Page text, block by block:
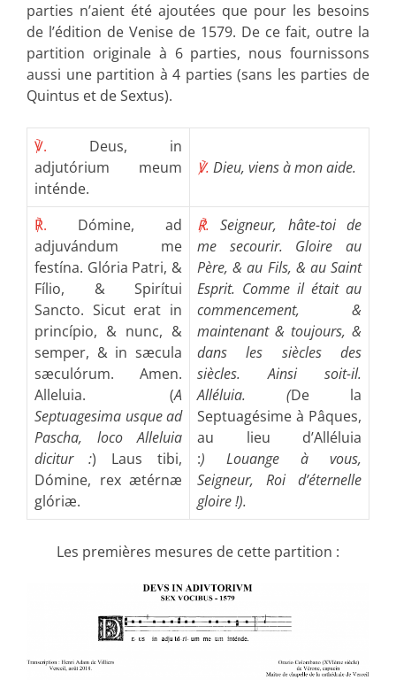
parties n’aient été ajoutées que pour les besoins
de l’édition de Venise de 1579. De ce fait, outre la
partition originale à 6 parties, nous fournissons
aussi une partition à 4 parties (sans les parties de
Quintus et de Sextus).
℣. Deus, in
adjutórium meum
inténde.
℣. Dieu, viens à mon aide.
℟. Dómine, ad
adjuvándum me
festína. Glória Patri, &
Fílio, & Spirítui
Sancto. Sicut erat in
princípio, & nunc, &
semper, & in sæcula
sæculórum. Amen.
Alleluia. (A
Septuagesima usque ad
Pascha, loco Alleluia
dicitur :) Laus tibi,
Dómine, rex ætérnæ
glóriæ.
℟. Seigneur, hâte-toi de
me secourir. Gloire au
Père, & au Fils, & au Saint
Esprit. Comme il était au
commencement, &
maintenant & toujours, &
dans les siècles des
siècles. Ainsi soit-il.
Alléluia. (De la
Septuagésime à Pâques,
au lieu d’Alléluia
:) Louange à vous,
Seigneur, Roi d’éternelle
gloire !).
Les premières mesures de cette partition :